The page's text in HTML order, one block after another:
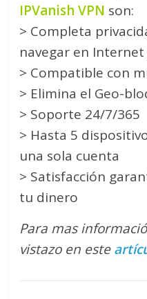
IPVanish VPN son:
> Completa
navegar en Internet
> Compatible con
> Elimina el Geo-
> Soporte 24/7/365
> Hasta 5
una sola cuenta
> Satisfacción
tu dinero
Para mas
vistazo en este